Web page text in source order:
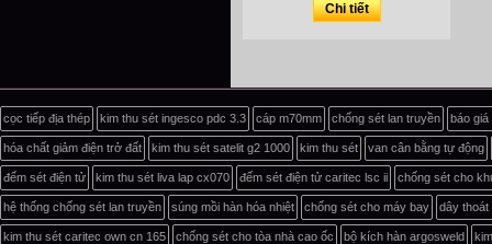
Chi tiết
cọc tiếp địa thép kim thu sét ingesco pdc 3.3 cáp m70mm chống sét lan truyền báo
hóa chất giảm điện trở đất kim thu sét satelit g2 1000 kim thu sét van cân bằng tự động
đếm sét điện tử kim thu sét liva lap cx070 đếm sét điện tử caritec lsc ii chống sét cho
hệ thống chống sét lan truyền súng mồi hàn hóa nhiệt chống sét cho máy bay dây thoát
kim thu sét caritec own cn 165 chống sét cho tòa nhà cao ốc bộ kích hàn argosweld